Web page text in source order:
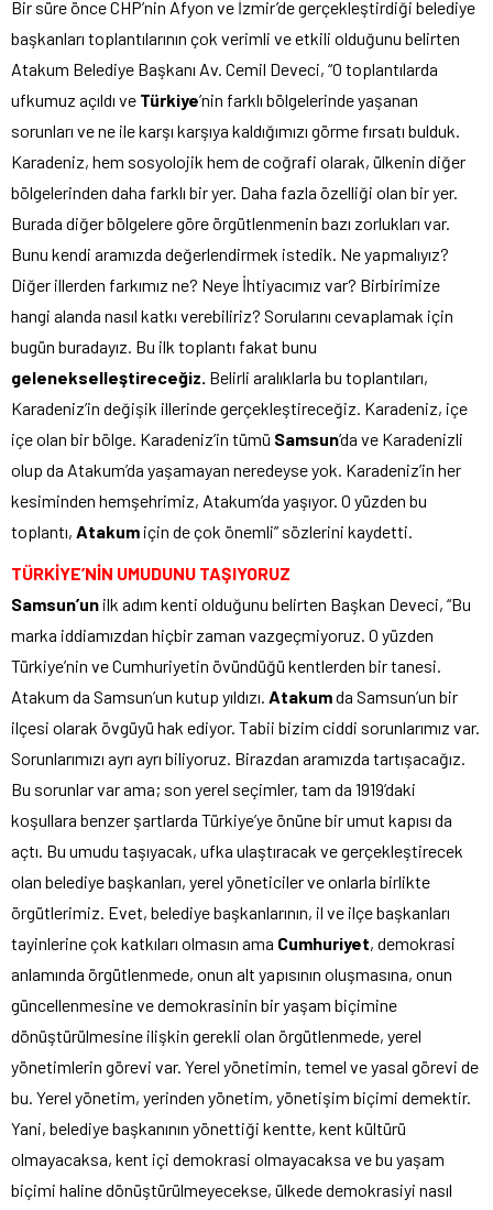
Bir süre önce CHP’nin Afyon ve İzmir’de gerçekleştirdiği belediye
başkanları toplantılarının çok verimli ve etkili olduğunu belirten
Atakum Belediye Başkanı Av. Cemil Deveci, “O toplantılarda
ufkumuz açıldı ve Türkiye’nin farklı bölgelerinde yaşanan
sorunları ve ne ile karşı karşıya kaldığımızı görme fırsatı bulduk.
Karadeniz, hem sosyolojik hem de coğrafi olarak, ülkenin diğer
bölgelerinden daha farklı bir yer. Daha fazla özelliği olan bir yer.
Burada diğer bölgelere göre örgütlenmenin bazı zorlukları var.
Bunu kendi aramızda değerlendirmek istedik. Ne yapmalıyız?
Diğer illerden farkımız ne? Neye İhtiyacımız var? Birbirimize
hangi alanda nasıl katkı verebiliriz? Sorularını cevaplamak için
bugün buradayız. Bu ilk toplantı fakat bunu
gelenekselleştireceğiz. Belirli aralıklarla bu toplantıları,
Karadeniz’in değişik illerinde gerçekleştireceğiz. Karadeniz, içe
içe olan bir bölge. Karadeniz’in tümü Samsun’da ve Karadenizli
olup da Atakum’da yaşamayan neredeyse yok. Karadeniz’in her
kesiminden hemşehrimiz, Atakum’da yaşıyor. O yüzden bu
toplantı, Atakum için de çok önemli” sözlerini kaydetti.
TÜRKİYE’NİN UMUDUNU TAŞIYORUZ
Samsun’un ilk adım kenti olduğunu belirten Başkan Deveci, “Bu
marka iddiamızdan hiçbir zaman vazgeçmiyoruz. O yüzden
Türkiye’nin ve Cumhuriyetin övündüğü kentlerden bir tanesi.
Atakum da Samsun’un kutup yıldızı. Atakumda Samsun’un bir
ilçesi olarak övgüyü hak ediyor. Tabii bizim ciddi sorunlarımız var.
Sorunlarımızı ayrı ayrı biliyoruz. Birazdan aramızda tartışacağız.
Bu sorunlar var ama; son yerel seçimler, tam da 1919’daki
koşullara benzer şartlarda Türkiye’ye önüne bir umut kapısı da
açtı. Bu umudu taşıyacak, ufka ulaştıracak ve gerçekleştirecek
olan belediye başkanları, yerel yöneticiler ve onlarla birlikte
örgütlerimiz. Evet, belediye başkanlarının, il ve ilçe başkanları
tayinlerine çok katkıları olmasın ama Cumhuriyet, demokrasi
anlamında örgütlenmede, onun alt yapısının oluşmasına, onun
güncellenmesine ve demokrasinin bir yaşam biçimine
dönüştürülmesine ilişkin gerekli olan örgütlenmede, yerel
yönetimlerin görevi var. Yerel yönetimin, temel ve yasal görevi de
bu. Yerel yönetim, yerinden yönetim, yönetişim biçimi demektir.
Yani, belediye başkanının yönettiği kentte, kent kültürü
olmayacaksa, kent içi demokrasi olmayacaksa ve bu yaşam
biçimi haline dönüştürülmeyecekse, ülkede demokrasiyi nasıl